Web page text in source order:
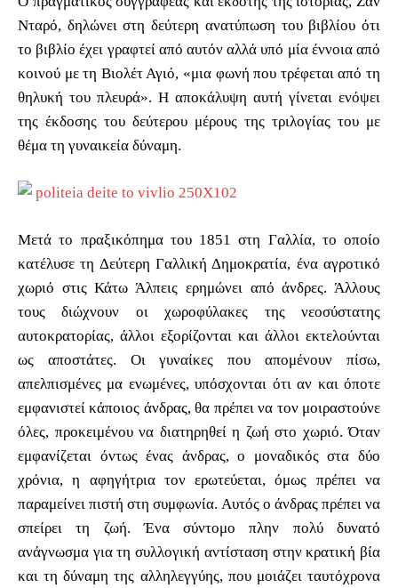
Νταρό, δηλώνει στη δεύτερη ανατύπωση του βιβλίου ότι
το βιβλίο έχει γραφτεί από αυτόν αλλά υπό μία έννοια από
κοινού με τη Βιολέτ Αγιό, «μια φωνή που τρέφεται από τη
θηλυκή του πλευρά». Η αποκάλυψη αυτή γίνεται ενόψει
της έκδοσης του δεύτερου μέρους της τριλογίας του με
θέμα τη γυναικεία δύναμη.
Μετά το πραξικόπημα του 1851 στη Γαλλία, το οποίο
κατέλυσε τη Δεύτερη Γαλλική Δημοκρατία, ένα αγροτικό
χωριό στις Κάτω Άλπεις ερημώνει από άνδρες. Άλλους
τους διώχνουν οι χωροφύλακες της νεοσύστατης
αυτοκρατορίας, άλλοι εξορίζονται και άλλοι εκτελούνται
ως αποστάτες. Οι γυναίκες που απομένουν πίσω,
απελπισμένες μα ενωμένες, υπόσχονται ότι αν και όποτε
εμφανιστεί κάποιος άνδρας, θα πρέπει να τον μοιραστούνε
όλες, προκειμένου να διατηρηθεί η ζωή στο χωριό. Όταν
εμφανίζεται όντως ένας άνδρας, ο μοναδικός στα δύο
χρόνια, η αφηγήτρια τον ερωτεύεται, όμως πρέπει να
παραμείνει πιστή στη συμφωνία. Αυτός ο άνδρας πρέπει να
σπείρει τη ζωή. Ένα σύντομο πλην πολύ δυνατό
ανάγνωσμα για τη συλλογική αντίσταση στην κρατική βία
και τη δύναμη της αλληλεγγύης, που μοιάζει ταυτόχρονα